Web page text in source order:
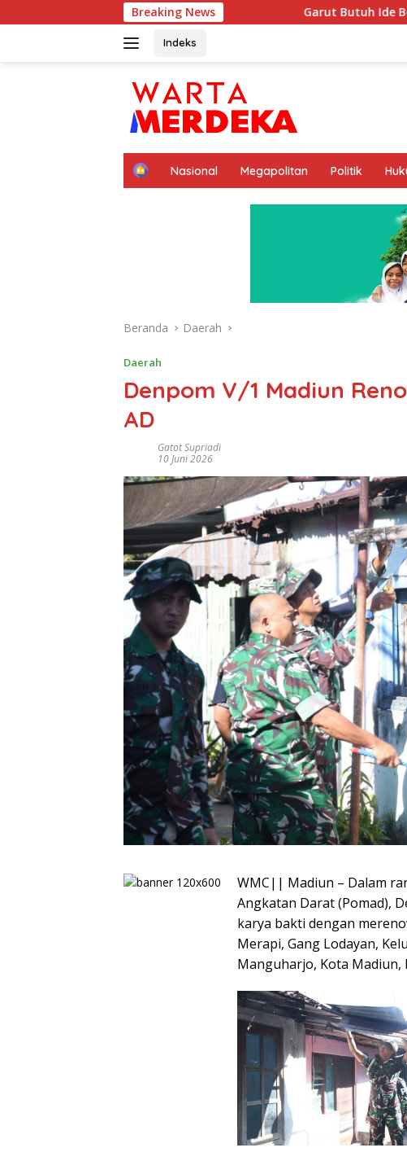
ke
Breaking News
Garut Butuh Ide Besar Menembus Pasar
Indeks
H
Nasional Megapolitan Politik
Beranda Daerah
Daerah
Denpom V/1 Madiun
AD
Gatot Supriadi
10 Juni 2026
WMC|| Madiun – Dalam
Angkatan Darat (Pomad),
karya bakti dengan
Merapi, Gang Lodayan,
Manguharjo, Kota Madiun,